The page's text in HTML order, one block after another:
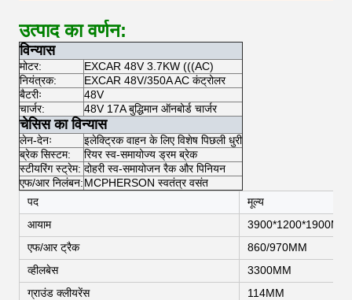
उत्पाद का वर्णन:
विन्यास
मोटर:
EXCAR 48V 3.7KW (((AC)
नियंत्रक:
EXCAR 48V/350A AC कंट्रोलर
बैटरीः
48V
चार्जर:
48V 17A बुद्धिमान ऑनबोर्ड चार्जर
चेसिस का विन्यास
लेन-देनः
इलेक्ट्रिक वाहन के लिए विशेष पिछली धुरी
ब्रेक सिस्टम:
रियर स्व-समायोज्य ड्रम ब्रेक
स्टीयरिंग स्ट्रेम: दोहरी स्व-समायोजन रैक और पिनियन
एफ/आर निलंबन:MCPHERSON स्वतंत्र वसंत
पद
मूल्य
आयाम
3900*1200*1900MM
एफ/आर ट्रैक
860/970MM
व्हीलबेस
3300MM
ग्राउंड क्लीयरेंस
114MM